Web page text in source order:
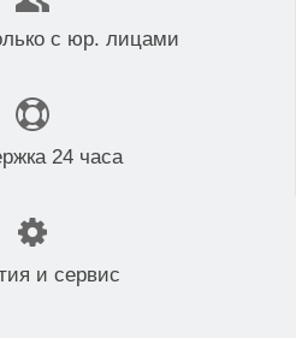
с юр. лицами
24 часа
и сервис